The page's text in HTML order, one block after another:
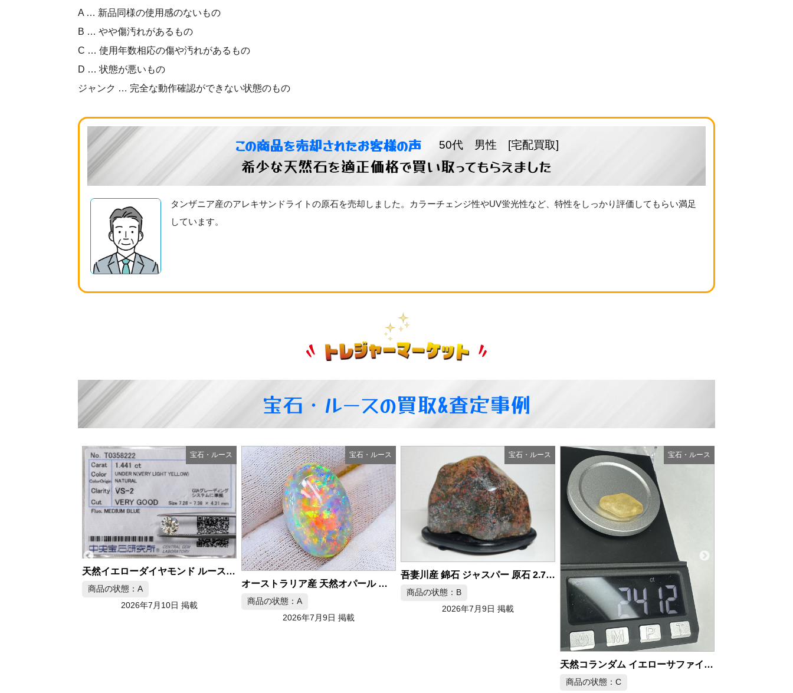
A … 新品同様の使用感のないもの
B … やや傷汚れがあるもの
C … 使用年数相応の傷や汚れがあるもの
D … 状態が悪いもの
ジャンク … 完全な動作確認ができない状態のもの
この商品を売却されたお客様の声 50代 男性 [宅配買取]
希少な天然石を適正価格で買い取ってもらえました
タンザニア産のアレキサンドライトの原石を売却しました。カラーチェンジ性やUV蛍光性など、特性をしっかり評価してもらい満足
しています。
宝石・ルースの買取&査定事例
宝石・ルース
商品の状態：A
宝石・ルース 宝石・ルース 宝石・ルース
タンザナイト ルース トリリアント 6.155ct 鑑別書付
商品の状態：A